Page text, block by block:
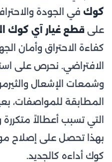
كوك في الجودة
على قطع غيار آي كوك
كفاءة الاحتراق وأمان
الافتراضي. نحرص على
وشمعات الإشعال
المطابقة للمواصفات،
التي تسبب أعطالاً متكررة
بهذا تحصل على إصلاح
كوك أداءه كالجديد.